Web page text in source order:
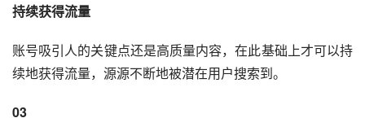
持续获得流量
账号吸引人的关键点还是高质量内容，在此基础上才可以持
续地获得流量，源源不断地被潜在用户搜索到。
03